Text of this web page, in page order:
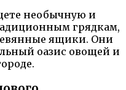
необычную и
грядкам,
ящики. Они
оазис овощей и